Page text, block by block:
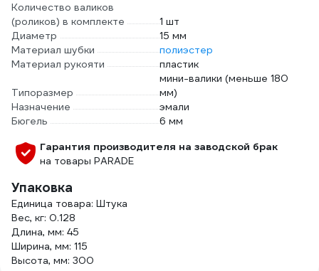
Количество валиков
(роликов) в комплекте
1 шт
Диаметр
15 мм
Материал шубки
полиэстер
Материал рукояти
пластик
Типоразмер
мини-валики (меньше 180
мм)
Назначение
эмали
Бюгель
6 мм
Гарантия производителя на заводской брак
на товары PARADE
Упаковка
Единица товара: Штука
Вес, кг: 0.128
Длина, мм: 45
Ширина, мм: 115
Высота, мм: 300